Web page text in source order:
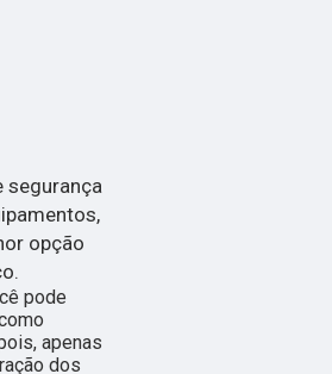
segurança
opção
pode
apenas
dos